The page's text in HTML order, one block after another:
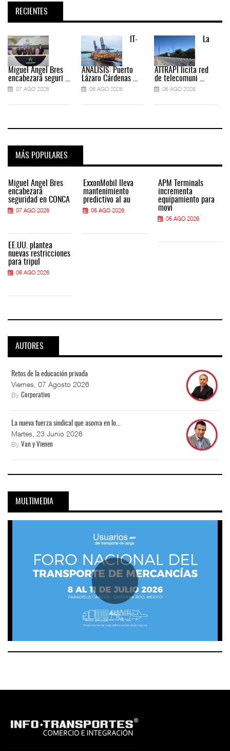
RECIENTES
Miguel Ángel Bres
encabezará seguri ...
07 AGO 2026
IT-
ANÁLISIS: Puerto
Lázaro Cárdenas ...
06 AGO 2026
La
ATTRAPI licita red
de telecomuni ...
06 AGO 2026
MÁS POPULARES
Miguel Ángel Bres
encabezará
seguridad en CONCA
07 AGO 2026
EE.UU. plantea
nuevas restricciones
para tripul
05 AGO 2026
ExxonMobil lleva
mantenimiento
predictivo al au
05 AGO 2026
APM Terminals
incrementa
equipamiento para
movi
05 AGO 2026
AUTORES
Retos de la educación privada
Viernes, 07 Agosto 2026
By Corporativo
La nueva fuerza sindical que asoma en lo...
Martes, 23 Junio 2026
By Van y Vienen
MULTIMEDIA